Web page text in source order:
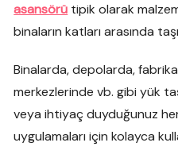
asansörü tipik olarak
binaların katları arasında
Binalarda, depolarda,
merkezlerinde vb. gibi yük
veya ihtiyaç duyduğunuz
uygulamaları için kolayca